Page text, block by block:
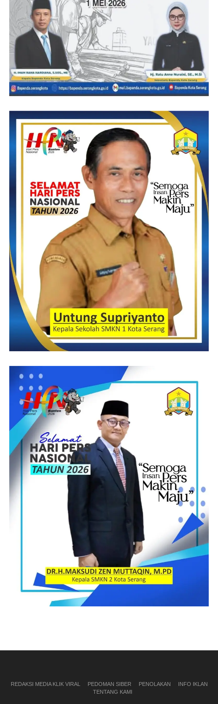
REDAKSI MEDIA KLIK VIRAL PEDOMAN SIBER PENOLAKAN
INFO IKLAN
TENTANG KAMI